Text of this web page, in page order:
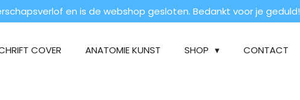
en is de webshop gesloten. Bedankt voor je geduld!
COVER ANATOMIE KUNST SHOP CONTACT